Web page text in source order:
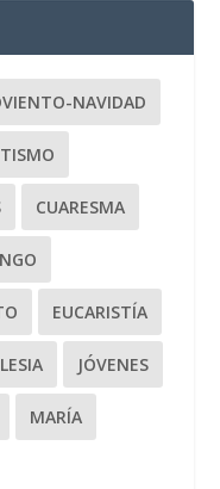
NAVIDAD
CUARESMA
EUCARISTÍA
JÓVENES
MARÍA